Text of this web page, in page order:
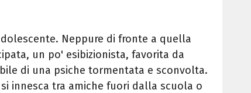
Neppure di fronte a quella
un po' esibizionista, favorita da
di una psiche tormentata e sconvolta.
innesca tra amiche fuori dalla scuola o